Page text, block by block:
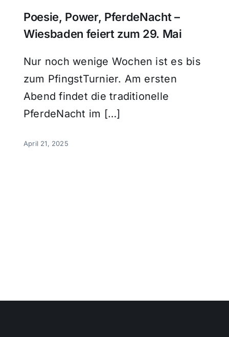
Poesie, Power, PferdeNacht –
Wiesbaden feiert zum 29. Mai
Nur noch wenige Wochen ist es bis
zum PfingstTurnier. Am ersten
Abend findet die traditionelle
PferdeNacht im […]
April 21, 2025